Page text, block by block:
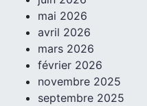
mai 2026
avril 2026
mars 2026
février 2026
novembre 2025
septembre 2025